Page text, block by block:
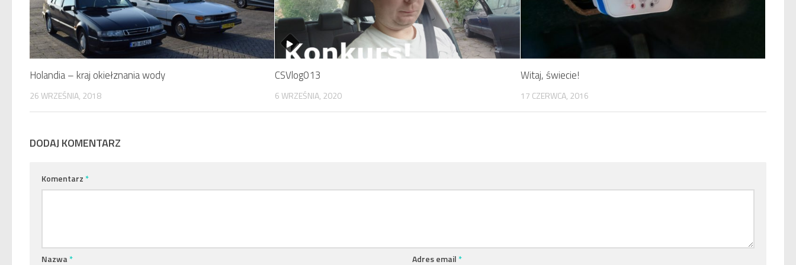
Holandia – kraj okiełznania wody
26 WRZEŚNIA, 2018
CSVlog013
6 WRZEŚNIA, 2020
Witaj, świecie!
17 CZERWCA, 2016
DODAJ KOMENTARZ
Komentarz*
Nazwa* Adres email*